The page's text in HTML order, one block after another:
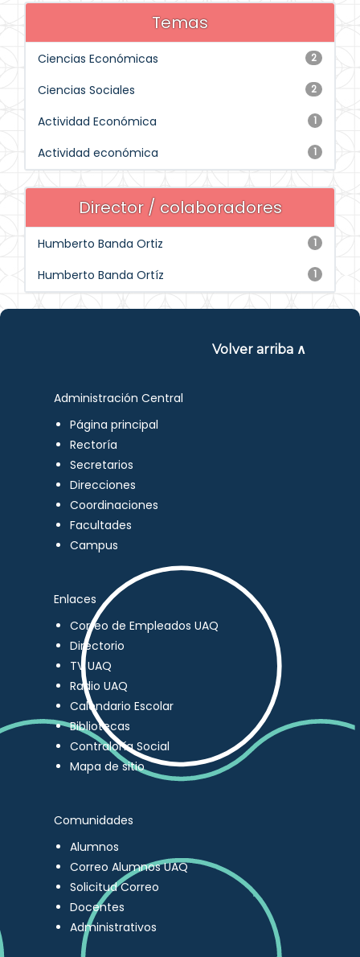
Temas
2
Ciencias Económicas
2
Ciencias Sociales
1
Actividad Económica
1
Actividad económica
Director / colaboradores
1
Humberto Banda Ortiz
1
Humberto Banda Ortíz
Volver arriba ∧
Administración Central
Página principal
Rectoría
Secretarios
Direcciones
Coordinaciones
Facultades
Campus
Enlaces
Correo de Empleados UAQ
Directorio
TV UAQ
Radio UAQ
Calendario Escolar
Bibliotecas
Contraloría Social
Mapa de sitio
Comunidades
Alumnos
Correo Alumnos UAQ
Solicitud Correo
Docentes
Administrativos